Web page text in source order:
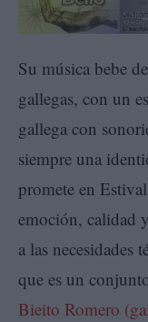
Su música bebe
gallegas, con un
gallega con
siempre una
promete en
emoción, calidad
a las necesidades
que es un
Bieito Romero